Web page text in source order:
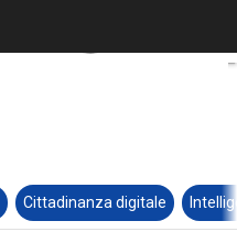
Cittadinanza digitale